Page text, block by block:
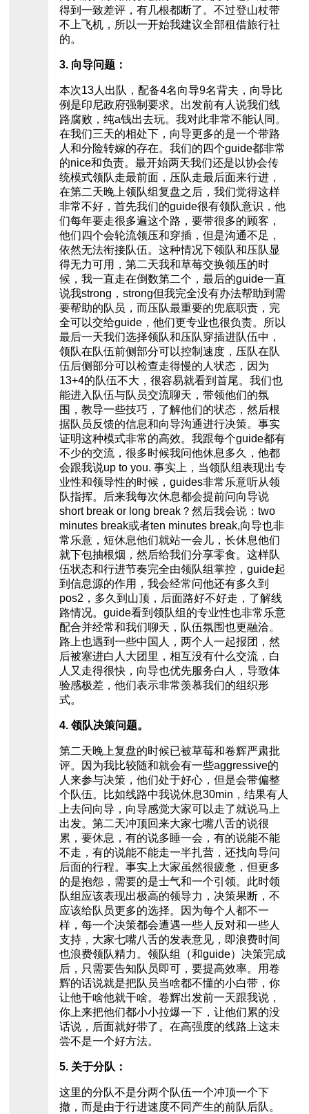
得到一致差评，有几根都断了。不过登山杖带
不上飞机，所以一开始我建议全部租借旅行社
的。
3. 向导问题：
本次13人出队，配备4名向导9名背夫，向导比
例是印尼政府强制要求。出发前有人说我们线
路腐败，纯a钱出去玩。我对此非常不能认同。
在我们三天的相处下，向导更多的是一个带路
人和分险转嫁的存在。我们的四个guide都非常
的nice和负责。最开始两天我们还是以协会传
统模式领队走最前面，压队走最后面来行进，
在第二天晚上领队组复盘之后，我们觉得这样
非常不好，首先我们的guide很有领队意识，他
们每年要走很多遍这个路，要带很多的顾客，
他们四个会轮流领压和穿插，但是沟通不足，
依然无法衔接队伍。这种情况下领队和压队显
得无力可用，第二天我和草莓交换领压的时
候，我一直走在倒数第二个，最后的guide一直
说我strong，strong但我完全没有办法帮助到需
要帮助的队员，而压队最重要的兜底职责，完
全可以交给guide，他们更专业也很负责。所以
最后一天我们选择领队和压队穿插进队伍中，
领队在队伍前侧部分可以控制速度，压队在队
伍后侧部分可以检查走得慢的人状态，因为
13+4的队伍不大，很容易就看到首尾。我们也
能进入队伍与队员交流聊天，带领他们的氛
围，教导一些技巧，了解他们的状态，然后根
据队员反馈的信息和向导沟通进行决策。事实
证明这种模式非常的高效。我跟每个guide都有
不少的交流，很多时候我问他休息多久，他都
会跟我说up to you. 事实上，当领队组表现出专
业性和领导性的时候，guides非常乐意听从领
队指挥。后来我每次休息都会提前问向导说
short break or long break？然后我会说：two
minutes break或者ten minutes break,向导也非
常乐意，短休息他们就站一会儿，长休息他们
就下包抽根烟，然后给我们分享零食。这样队
伍状态和行进节奏完全由领队组掌控，guide起
到信息源的作用，我会经常问他还有多久到
pos2，多久到山顶，后面路好不好走，了解线
路情况。guide看到领队组的专业性也非常乐意
配合并经常和我们聊天，队伍氛围也更融洽。
路上也遇到一些中国人，两个人一起报团，然
后被塞进白人大团里，相互没有什么交流，白
人又走得很快，向导也优先服务白人，导致体
验感极差，他们表示非常羡慕我们的组织形
式。
4. 领队决策问题。
第二天晚上复盘的时候已被草莓和卷辉严肃批
评。因为我比较随和就会有一些aggressive的
人来参与决策，他们处于好心，但是会带偏整
个队伍。比如线路中我说休息30min，结果有人
上去问向导，向导感觉大家可以走了就说马上
出发。第二天冲顶回来大家七嘴八舌的说很
累，要休息，有的说多睡一会，有的说能不能
不走，有的说能不能走一半扎营，还找向导问
后面的行程。事实上大家虽然很疲惫，但更多
的是抱怨，需要的是士气和一个引领。此时领
队组应该表现出极高的领导力，决策果断，不
应该给队员更多的选择。因为每个人都不一
样，每一个决策都会遭遇一些人反对和一些人
支持，大家七嘴八舌的发表意见，即浪费时间
也浪费领队精力。领队组（和guide）决策完成
后，只需要告知队员即可，要提高效率。用卷
辉的话说就是把队员当啥都不懂的小白带，你
让他干啥他就干啥。卷辉出发前一天跟我说，
你上来把他们都小小拉爆一下，让他们累的没
话说，后面就好带了。在高强度的线路上这未
尝不是一个好方法。
5. 关于分队：
这里的分队不是分两个队伍一个冲顶一个下
撤，而是由于行进速度不同产生的前队后队。